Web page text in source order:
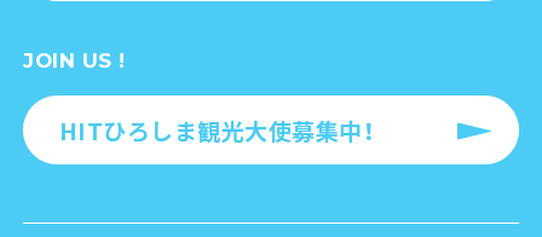
JOIN US !
HITひろしま観光大使募集中！